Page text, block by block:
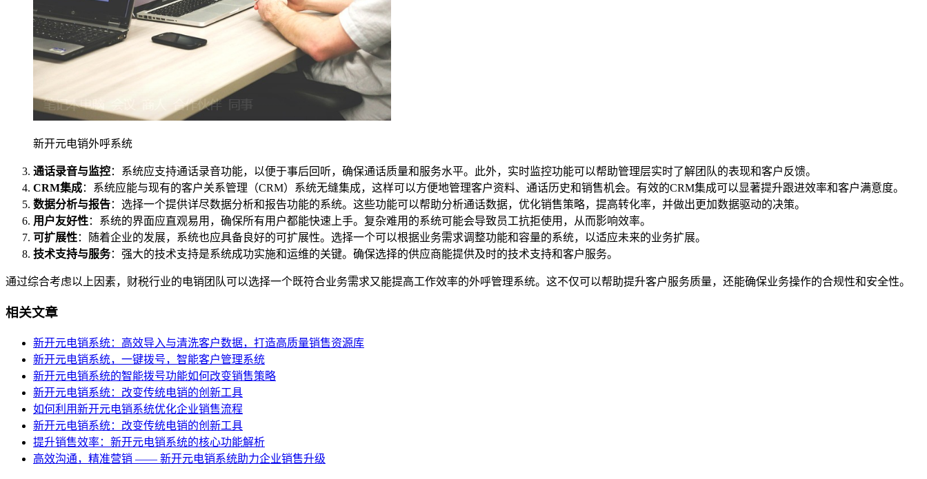
新开元电销外呼系统
通话录音与监控：系统应支持通话录音功能，以便于事后回听，确保通话质量和服务水平。此外，实时监控功能可以帮助管理层实时了解团队的表现和客户反馈。
CRM集成：系统应能与现有的客户关系管理（CRM）系统无缝集成，这样可以方便地管理客户资料、通话历史和销售机会。有效的CRM集成可以显著提升跟进效率和客户满意度。
数据分析与报告：选择一个提供详尽数据分析和报告功能的系统。这些功能可以帮助分析通话数据，优化销售策略，提高转化率，并做出更加数据驱动的决策。
用户友好性：系统的界面应直观易用，确保所有用户都能快速上手。复杂难用的系统可能会导致员工抗拒使用，从而影响效率。
可扩展性：随着企业的发展，系统也应具备良好的可扩展性。选择一个可以根据业务需求调整功能和容量的系统，以适应未来的业务扩展。
技术支持与服务：强大的技术支持是系统成功实施和运维的关键。确保选择的供应商能提供及时的技术支持和客户服务。
通过综合考虑以上因素，财税行业的电销团队可以选择一个既符合业务需求又能提高工作效率的外呼管理系统。这不仅可以帮助提升客户服务质量，还能确保业务操作的合规性和安全性。
相关文章
新开元电销系统：高效导入与清洗客户数据，打造高质量销售资源库
新开元电销系统，一键拨号，智能客户管理系统
新开元电销系统的智能拨号功能如何改变销售策略
新开元电销系统：改变传统电销的创新工具
如何利用新开元电销系统优化企业销售流程
新开元电销系统：改变传统电销的创新工具
提升销售效率：新开元电销系统的核心功能解析
高效沟通，精准营销 —— 新开元电销系统助力企业销售升级